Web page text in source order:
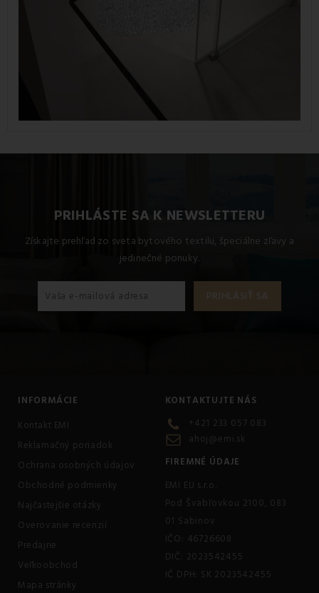
PRIHLÁSTE SA K NEWSLETTERU
Získajte prehľad zo sveta bytového textilu, špeciálne zľavy a
jedinečné ponuky.
INFORMÁCIE
Kontakt EMI
Reklamačný poriadok
Ochrana osobných údajov
Obchodné podmienky
Najčastejšie otázky
Overovanie recenzií
Predajne
Veľkoobchod
Mapa stránky
KONTAKTUJTE NÁS
+421 233 057 083
ahoj@emi.sk
FIREMNÉ ÚDAJE
EMI EU s.r.o.
Pod Švabľovkou 2100, 083
01 Sabinov
IČO: 46726608
DIČ: 2023542455
IČ DPH: SK 2023542455